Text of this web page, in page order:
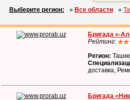
Выберите регион: » Все области »
Бригада «-
Рейтинг:
Регион:
доставка,
Бригада